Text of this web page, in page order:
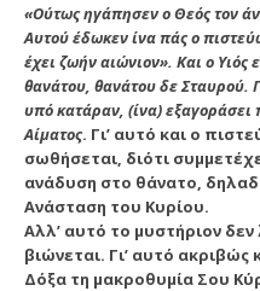
«Ούτως ηγάπησεν ο Θεός τον
Αυτού έδωκεν ίνα πάς ο
έχει ζωήν αιώνιον». Και ο Υιός
θανάτου, θανάτου δε Σταυρού.
υπό κατάραν, (ίνα) εξαγοράσει
Αίματος. Γι’ αυτό και ο
σωθήσεται, διότι
ανάδυση στο θάνατο,
Ανάσταση του Κυρίου.
Αλλ’ αυτό το μυστήριον δεν
βιώνεται. Γι’ αυτό ακριβώς
Δόξα τη μακροθυμία Σου